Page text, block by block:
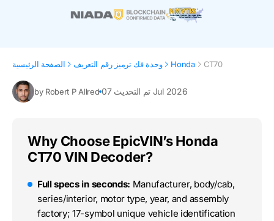
الصفحة الرئيسية وحدة فك ترميز رقم التعريف Honda CT70
by Robert P Allred تم التحديث 07 Jul 2026
Why Choose EpicVIN’s Honda
CT70 VIN Decoder?
Full specs in seconds: Manufacturer, body/cab,
series/interior, motor type, year, and assembly
factory; 17-symbol unique vehicle identification